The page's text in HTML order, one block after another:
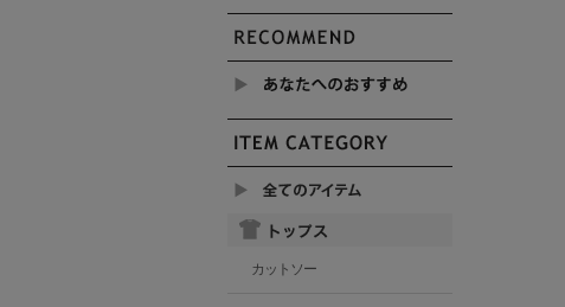
カットソー